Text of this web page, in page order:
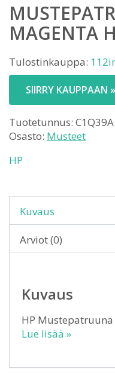
MAGENTA
Tulostinkauppa:
SIIRRY KAUPPAAN »
Tuotetunnus: C1Q39A
Osasto: Musteet
HP
Kuvaus
Arviot (0)
Kuvaus
HP
Lue lisää »